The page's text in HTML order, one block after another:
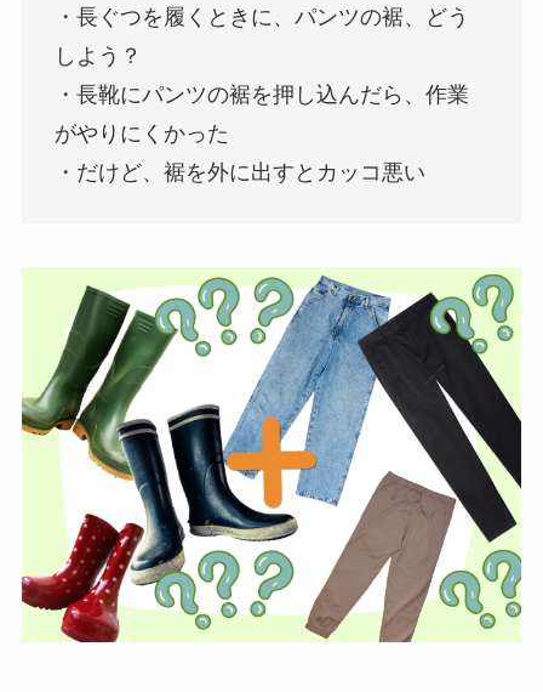
・長ぐつを履くときに、パンツの裾、どう
しよう？
・長靴にパンツの裾を押し込んだら、作業
がやりにくかった
・だけど、裾を外に出すとカッコ悪い